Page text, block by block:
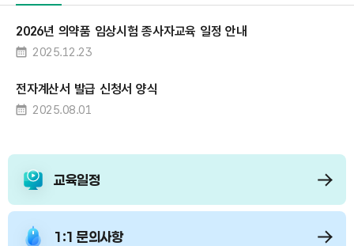
2026년 의약품 임상시험 종사자교육 일정 안내
2025.12.23
전자계산서 발급 신청서 양식
2025.08.01
교육일정
1:1 문의사항